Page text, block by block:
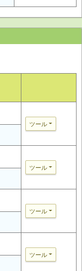
ツール
ツール
ツール
ツール